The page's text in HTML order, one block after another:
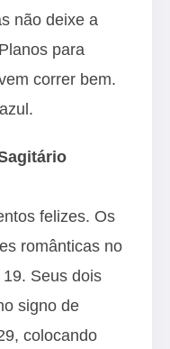
não deixe a
para
correr bem.
felizes. Os
românticas no
Seus dois
signo de
colocando